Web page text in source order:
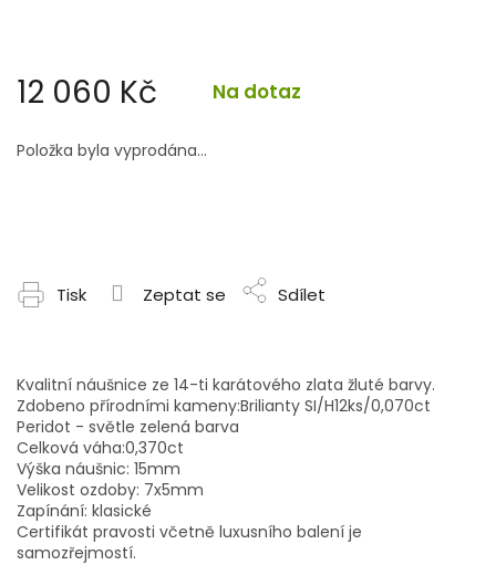
12 060 Kč Na dotaz
cena:
Položka byla vyprodána…
Tisk Zeptat se Sdílet
Kvalitní náušnice ze 14-ti karátového zlata žluté barvy.
Zdobeno přírodními kameny:Brilianty SI/H12ks/0,070ct
Peridot - světle zelená barva
Celková váha:0,370ct
Výška náušnic: 15mm
Velikost ozdoby: 7x5mm
Zapínání: klasické
Certifikát pravosti včetně luxusního balení je
samozřejmostí.